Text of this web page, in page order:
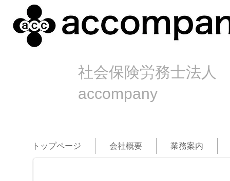
社会保険労務士法人
accompany
トップページ 会社概要 業務案内